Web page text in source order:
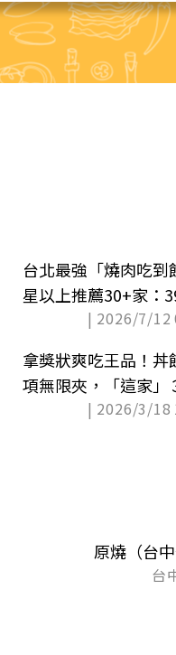
台北最強「燒肉吃到
星以上推薦30+家：
| 2026/7/12
拿獎狀爽吃王品！丼
項無限夾，「這家」
| 2026/3/18
原燒（台中
台